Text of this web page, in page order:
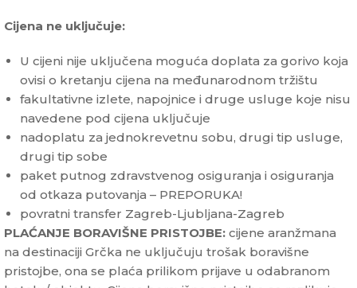
Cijena ne uključuje:
U cijeni nije uključena moguća doplata za gorivo koja
ovisi o kretanju cijena na međunarodnom tržištu
fakultativne izlete, napojnice i druge usluge koje nisu
navedene pod cijena uključuje
nadoplatu za jednokrevetnu sobu, drugi tip usluge,
drugi tip sobe
paket putnog zdravstvenog osiguranja i osiguranja
od otkaza putovanja – PREPORUKA!
povratni transfer Zagreb-Ljubljana-Zagreb
PLAĆANJE BORAVIŠNE PRISTOJBE: cijene aranžmana
na destinaciji Grčka ne uključuju trošak boravišne
pristojbe, ona se plaća prilikom prijave u odabranom